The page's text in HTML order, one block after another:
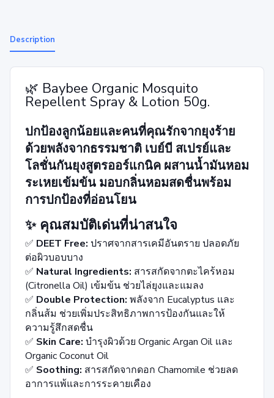
Description
🌿 Baybee Organic Mosquito
Repellent Spray & Lotion 50g.
ปกป้องลูกน้อยและคนที่คุณรักจากยุงร้าย
ด้วยพลังจากธรรมชาติ เบย์บี สเปรย์และ
โลชั่นกันยุงสูตรออร์แกนิค ผสานน้ำมันหอม
ระเหยเข้มข้น มอบกลิ่นหอมสดชื่นพร้อม
การปกป้องที่อ่อนโยน
✨ คุณสมบัติเด่นที่น่าสนใจ
✅ DEET Free: ปราศจากสารเคมีอันตราย ปลอดภัย
ต่อผิวบอบบาง
✅ Natural Ingredients: สารสกัดจากตะไคร้หอม
(Citronella Oil) เข้มข้น ช่วยไล่ยุงและแมลง
✅ Double Protection: พลังจาก Eucalyptus และ
กลิ่นส้ม ช่วยเพิ่มประสิทธิภาพการป้องกันและให้
ความรู้สึกสดชื่น
✅ Skin Care: บำรุงผิวด้วย Organic Argan Oil และ
Organic Coconut Oil
✅ Soothing: สารสกัดจากดอก Chamomile ช่วยลด
อาการแพ้และการระคายเคือง